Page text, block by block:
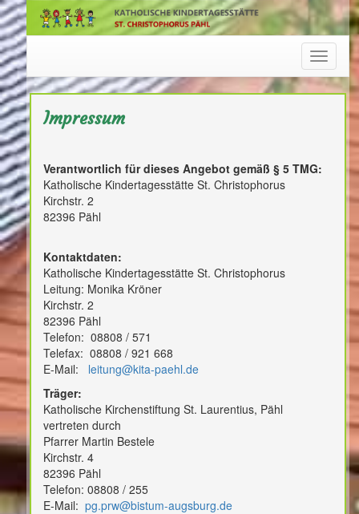
Impressum
Verantwortlich für dieses Angebot gemäß § 5 TMG:
Katholische Kindertagesstätte St. Christophorus
Kirchstr. 2
82396 Pähl
Kontaktdaten:
Katholische Kindertagesstätte St. Christophorus
Leitung: Monika Kröner
Kirchstr. 2
82396 Pähl
Telefon: 08808 / 571
Telefax: 08808 / 921 668
E-Mail: leitung@kita-paehl.de
Träger:
Katholische Kirchenstiftung St. Laurentius, Pähl
vertreten durch
Pfarrer Martin Bestele
Kirchstr. 4
82396 Pähl
Telefon: 08808 / 255
E-Mail: pg.prw@bistum-augsburg.de